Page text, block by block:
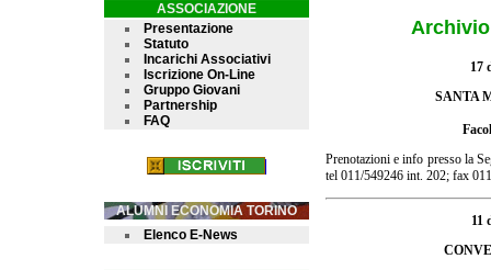
ASSOCIAZIONE
Presentazione
Statuto
Incarichi Associativi
Iscrizione On-Line
Gruppo Giovani
Partnership
FAQ
ALUMNI ECONOMIA TORINO
Elenco E-News
17
SANTA
Prenotazioni e info presso la
tel 011/549246 int. 202; fax
11